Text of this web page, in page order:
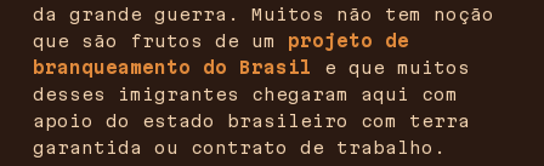
da grande guerra. Muitos não tem noção
que são frutos de um projeto de
branqueamento do Brasil
e que muitos
desses imigrantes chegaram aqui com
apoio do estado brasileiro com terra
garantida ou contrato de trabalho.